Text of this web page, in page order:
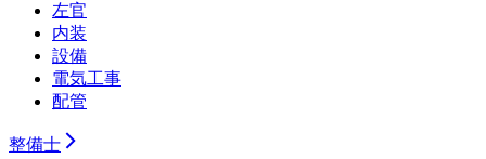
左官
内装
設備
電気工事
配管
整備士